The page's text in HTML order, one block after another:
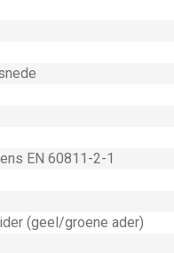
EN 60811-2-1
(geel/groene ader)